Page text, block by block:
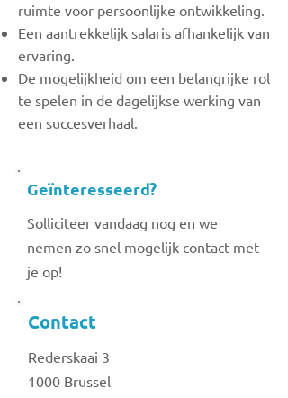
ruimte voor persoonlijke ontwikkeling.
Een aantrekkelijk salaris afhankelijk van
ervaring.
De mogelijkheid om een belangrijke rol
te spelen in de dagelijkse werking van
een succesverhaal.
Geïnteresseerd?
Solliciteer vandaag nog en we
nemen zo snel mogelijk contact met
je op!
Contact
Rederskaai 3
1000 Brussel